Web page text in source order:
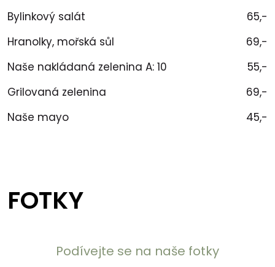
Bylinkový salát
65,-
Hranolky, mořská sůl
69,-
Naše nakládaná zelenina A: 10
55,-
Grilovaná zelenina
69,-
Naše mayo
45,-
FOTKY
Podívejte se na naše fotky